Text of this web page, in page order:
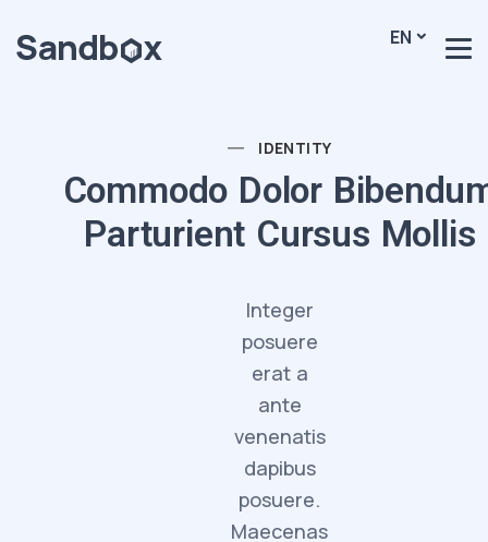
EN
IDENTITY
Commodo Dolor
Parturient Cursus Mollis
Integer
posuere
erat a
ante
venenatis
dapibus
posuere.
Maecenas